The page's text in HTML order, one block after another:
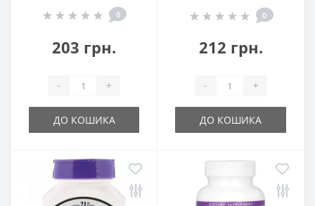
0
203 грн.
- +
ДО КОШИКА
0
212 грн.
- +
ДО КОШИКА